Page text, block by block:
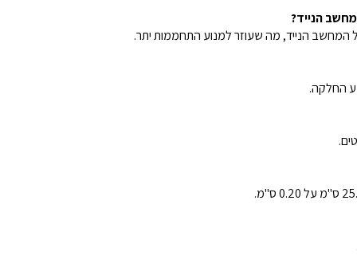
הנייד?
המחשב הנייד, מה שעוזר למנוע התחממות יתר.
החלקה.